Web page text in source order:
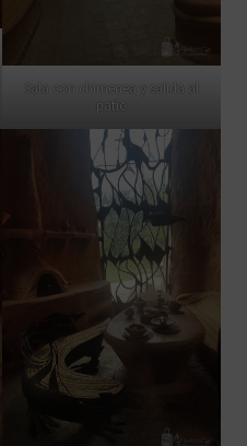
Sala con chimenea y salida al
patio